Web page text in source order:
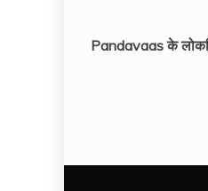
Pandavaas के